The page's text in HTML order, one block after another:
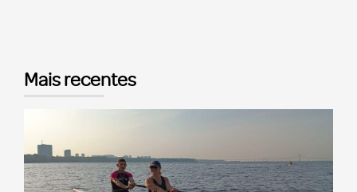
Mais recentes